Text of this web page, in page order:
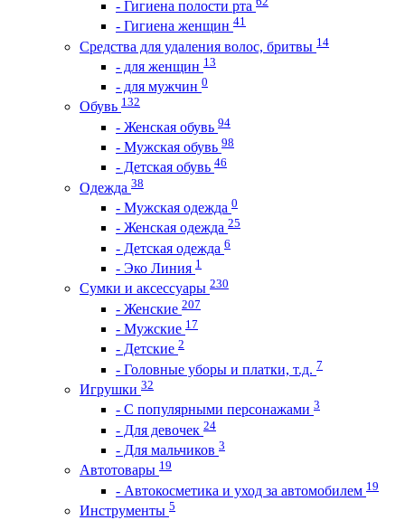
- Гигиена полости рта
- Гигиена женщин 41
Средства для удаления волос, бритвы 14
- для женщин 13
- для мужчин 0
Обувь 132
- Женская обувь 94
- Мужская обувь 98
- Детская обувь 46
Одежда 38
- Мужская одежда 0
- Женская одежда 25
- Детская одежда 6
- Эко Линия 1
Сумки и аксессуары 230
- Женские 207
- Мужские 17
- Детские 2
- Головные уборы и платки, т.д. 7
Игрушки 32
- С популярными персонажами 3
- Для девочек 24
- Для мальчиков 3
Автотовары 19
- Автокосметика и уход за автомобилем 19
Инструменты 5